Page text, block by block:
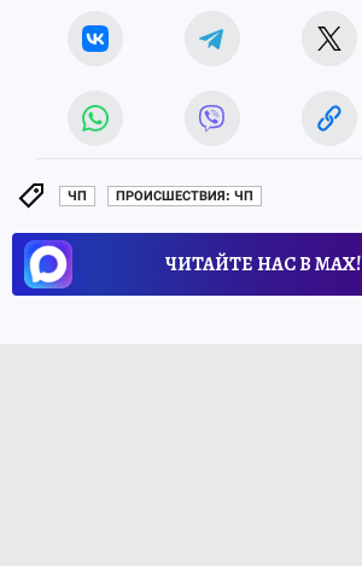
ЧП ПРОИСШЕСТВИЯ: ЧП
ЧИТАЙТЕ НАС В МАХ!